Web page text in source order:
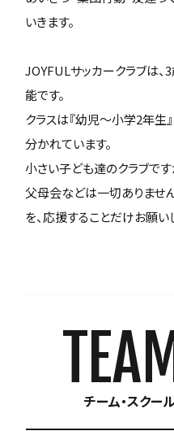
いきます。
JOYFULサッカークラブは
能です。
クラスは『幼児～小学2年生
分かれています。
小さい子ども達のクラブです
父母会などは一切ありませ
を、応援することだけお願い
TEAM
チーム・スクー